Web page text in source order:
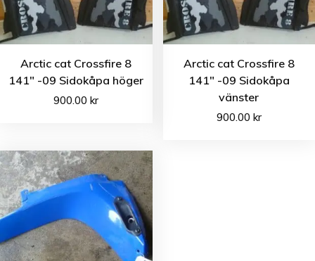
Arctic cat Crossfire 8
141″ -09 Sidokåpa höger
900.00kr
Arctic cat Crossfire 8
141″ -09 Sidokåpa
vänster
900.00 kr